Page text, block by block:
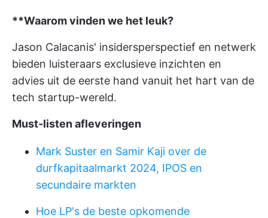
**Waarom vinden we het leuk?
Jason Calacanis' insidersperspectief en netwerk
bieden luisteraars exclusieve inzichten en
advies uit de eerste hand vanuit het hart van de
tech startup-wereld.
Must-listen afleveringen
Mark Suster en Samir Kaji over de
durfkapitaalmarkt 2024, IPOS en
secundaire markten
Hoe LP's de beste opkomende